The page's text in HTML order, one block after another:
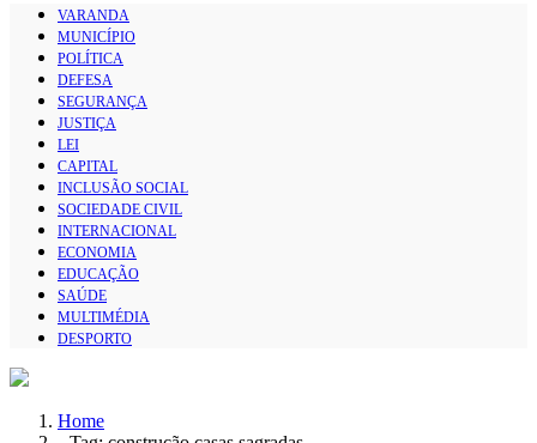
VARANDA
MUNICÍPIO
POLÍTICA
DEFESA
SEGURANÇA
JUSTIÇA
LEI
CAPITAL
INCLUSÃO SOCIAL
SOCIEDADE CIVIL
INTERNACIONAL
ECONOMIA
EDUCAÇÃO
SAÚDE
MULTIMÉDIA
DESPORTO
Home